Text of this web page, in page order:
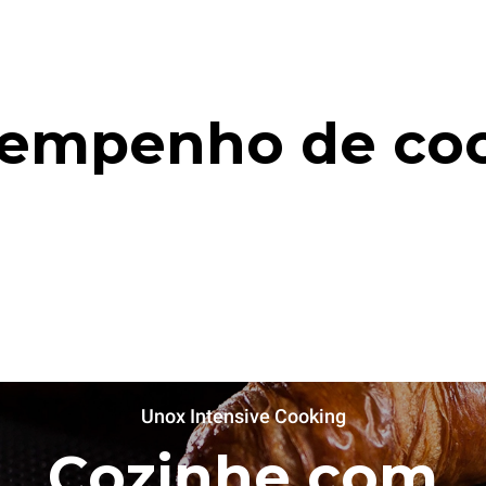
de
Unox Intensive Cooking